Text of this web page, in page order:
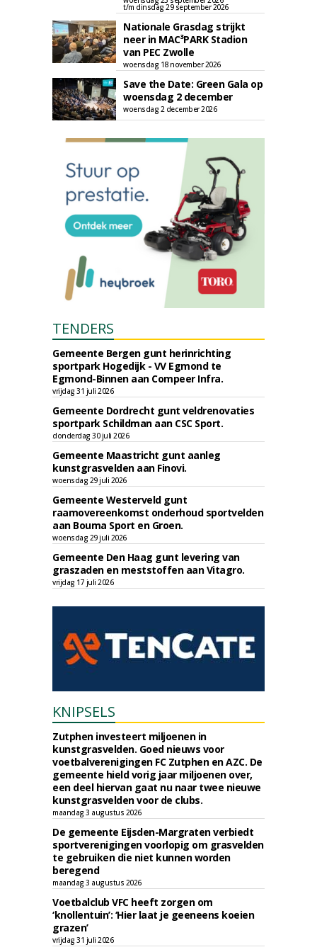
t/m dinsdag 29 september 2026
Nationale Grasdag strijkt
neer in MAC³PARK Stadion
van PEC Zwolle
woensdag 18 november 2026
Save the Date: Green Gala op
woensdag 2 december
woensdag 2 december 2026
TENDERS
Gemeente Bergen gunt herinrichting
sportpark Hogedijk - VV Egmond te
Egmond-Binnen aan Compeer Infra.
vrijdag 31 juli 2026
Gemeente Dordrecht gunt veldrenovaties
sportpark Schildman aan CSC Sport.
donderdag 30 juli 2026
Gemeente Maastricht gunt aanleg
kunstgrasvelden aan Finovi.
woensdag 29 juli 2026
Gemeente Westerveld gunt
raamovereenkomst onderhoud sportvelden
aan Bouma Sport en Groen.
woensdag 29 juli 2026
Gemeente Den Haag gunt levering van
graszaden en meststoffen aan Vitagro.
vrijdag 17 juli 2026
KNIPSELS
Zutphen investeert miljoenen in
kunstgrasvelden. Goed nieuws voor
voetbalverenigingen FC Zutphen en AZC. De
gemeente hield vorig jaar miljoenen over,
een deel hiervan gaat nu naar twee nieuwe
kunstgrasvelden voor de clubs.
maandag 3 augustus 2026
De gemeente Eijsden-Margraten verbiedt
sportverenigingen voorlopig om grasvelden
te gebruiken die niet kunnen worden
beregend
maandag 3 augustus 2026
Voetbalclub VFC heeft zorgen om
‘knollentuin’: ‘Hier laat je geeneens koeien
grazen’
vrijdag 31 juli 2026